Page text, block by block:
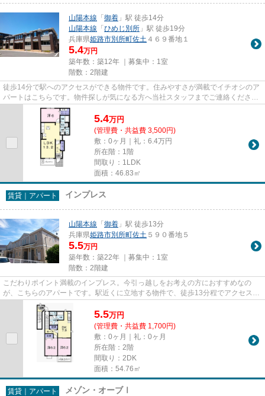
山陽本線 「御着 」駅 徒歩14分
山陽本線 「ひめじ別所 」駅 徒歩19分
兵庫県姫路市別所町佐土 ４６９番地１
5.4万円
築年数：築12年 ｜募集中： 1室
階数：2階建
徒歩14分で駅へのアクセスができる物件です。住みやすさが満載でイチオシのア
パートはこちらです。物件探しが気になる方へ当社スタッフまでご連絡くださ
い。経験豊かなスタッフがご案...
5.4万円
(管理費・共益費 3,500円)
敷：0ヶ月｜礼：6.4万円
所在階：1階
間取り：1LDK
面積：46.83㎡
賃貸｜アパート インプレス
山陽本線 「御着 」駅 徒歩13分
兵庫県姫路市別所町佐土 ５９０番地５
5.5万円
築年数：築22年 ｜募集中： 1室
階数：2階建
こだわりポイント満載のインプレス。今引っ越しをお考えの方におすすめなの
が、こちらのアパートです。駅近くに立地する物件で、徒歩13分程でアクセスで
きます。便利で心地よい暮らし...
5.5万円
(管理費・共益費 1,700円)
敷：0ヶ月｜礼：0ヶ月
所在階：2階
間取り：2DK
面積：54.76㎡
賃貸｜アパート メゾン・オーブⅠ